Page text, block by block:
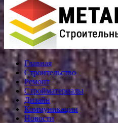
Главная
Строительство
Ремонт
Стройматериалы
Дизайн
Коммуникации
Новости